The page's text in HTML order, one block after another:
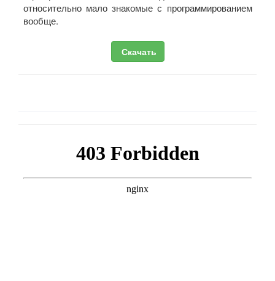
относительно мало знакомые с программированием
вообще.
Скачать